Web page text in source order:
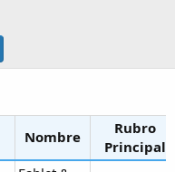
Nombre
Rubro
Principal